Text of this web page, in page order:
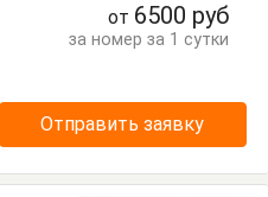
Шкаф
от 6500 руб
за номер за 1 сутки
Отправить заявку